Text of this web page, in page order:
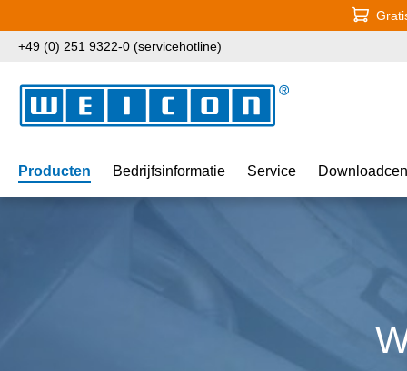
+49 (0) 251 9322-0 (servicehotline)
Producten Bedrijfsinformatie Service